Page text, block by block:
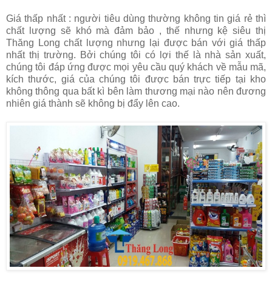
Giá thấp nhất : người tiêu dùng thường không tin giá rẻ thì
chất lượng sẽ khó mà đảm bảo , thế nhưng kệ siêu thị
Thăng Long chất lượng nhưng lại được bán với giá thấp
nhất thị trường. Bởi chúng tôi có lợi thế là nhà sản xuất,
chúng tôi đáp ứng được mọi yêu cầu quý khách về mẫu mã,
kích thước, giá của chúng tôi được bán trực tiếp tại kho
không thông qua bất kì bên làm thương mại nào nên đương
nhiên giá thành sẽ không bị đẩy lên cao.